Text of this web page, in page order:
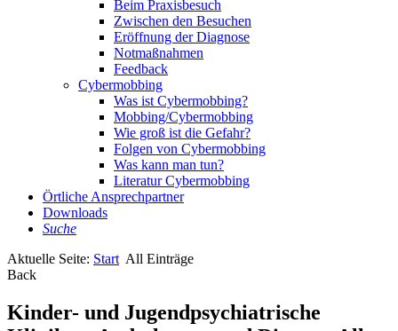
Beim Praxisbesuch
Zwischen den Besuchen
Eröffnung der Diagnose
Notmaßnahmen
Feedback
Cybermobbing
Was ist Cybermobbing?
Mobbing/Cybermobbing
Wie groß ist die Gefahr?
Folgen von Cybermobbing
Was kann man tun?
Literatur Cybermobbing
Örtliche Ansprechpartner
Downloads
Suche
Aktuelle Seite: Start All Einträge
Back
Kinder- und Jugendpsychiatrische